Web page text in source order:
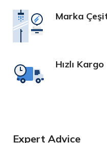
Marka
Hızlı Kargo
Expert Advice